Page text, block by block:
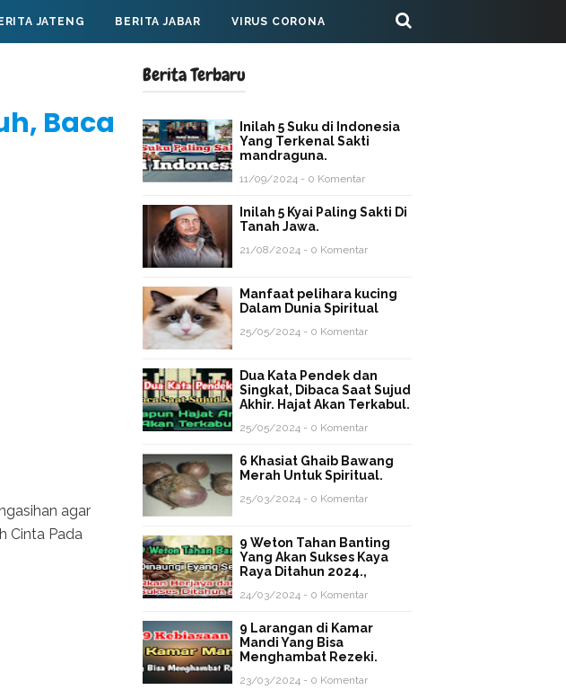
JATENG BERITA JABAR VIRUS CORONA
Baca
agar
Cinta Pada
Berita Terbaru
Inilah 5 Suku di Indonesia
Yang Terkenal Sakti
mandraguna.
11/09/2024 - 0 Komentar
Inilah 5 Kyai Paling Sakti Di
Tanah Jawa.
21/08/2024 - 0 Komentar
Manfaat pelihara kucing
Dalam Dunia Spiritual
25/05/2024 - 0 Komentar
Dua Kata Pendek dan
Singkat, Dibaca Saat Sujud
Akhir. Hajat Akan Terkabul.
25/05/2024 - 0 Komentar
6 Khasiat Ghaib Bawang
Merah Untuk Spiritual.
25/03/2024 - 0 Komentar
9 Weton Tahan Banting
Yang Akan Sukses Kaya
Raya Ditahun 2024.,
24/03/2024 - 0 Komentar
9 Larangan di Kamar
Mandi Yang Bisa
Menghambat Rezeki.
23/03/2024 - 0 Komentar